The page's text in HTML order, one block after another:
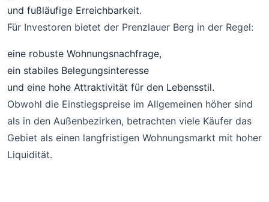
und fußläufige Erreichbarkeit.
Für Investoren bietet der Prenzlauer Berg in der Regel:
eine robuste Wohnungsnachfrage,
ein stabiles Belegungsinteresse
und eine hohe Attraktivität für den Lebensstil.
Obwohl die Einstiegspreise im Allgemeinen höher sind
als in den Außenbezirken, betrachten viele Käufer das
Gebiet als einen langfristigen Wohnungsmarkt mit hoher
Liquidität.